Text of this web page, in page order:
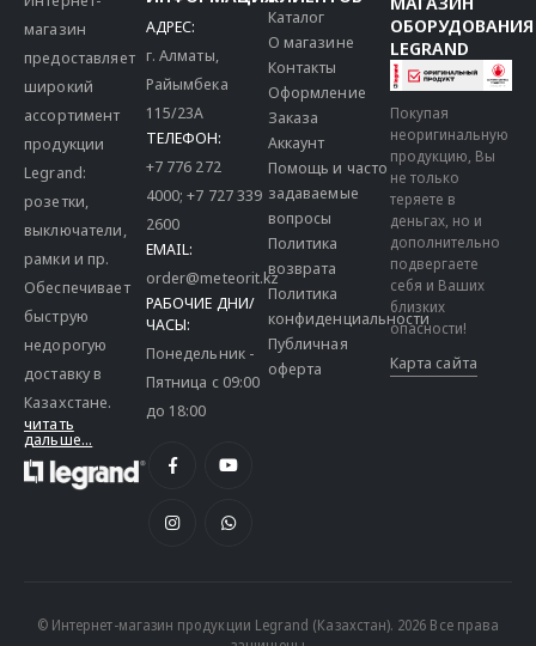
магазин
предоставляет
широкий
ассортимент
продукции
Legrand:
розетки,
выключатели,
рамки и пр.
Обеспечивает
быструю
недорогую
доставку в
Казахстане.
читать
дальше...
АДРЕС:
г. Алматы,
Райымбека
115/23A
ТЕЛЕФОН:
+7 776 272
4000;+7 727 339
2600
EMAIL:
order@meteorit.kz
РАБОЧИЕ ДНИ/
ЧАСЫ:
Понедельник -
Пятница с 09:00
до 18:00
Каталог
О магазине
Контакты
Оформление
Заказа
Аккаунт
Помощь и часто
задаваемые
вопросы
Политика
возврата
Политика
конфиденциальности
Публичная
оферта
ОБОРУДОВАНИЯ
LEGRAND
Покупая
неоригинальную
продукцию, Вы
не только
теряете в
деньгах, но и
дополнительно
подвергаете
себя и Ваших
близких
опасности!
Карта сайта
© Интернет-магазин продукции Legrand (Казахстан). 2026 Все права